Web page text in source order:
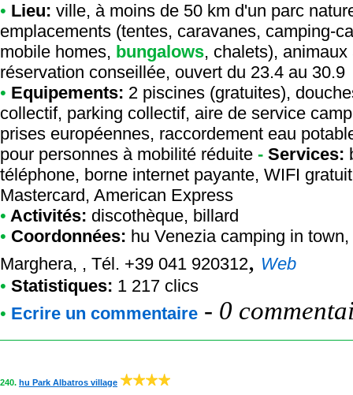
• Lieu: ville, à moins de 50 km d'un parc
emplacements (tentes, caravanes, camping-
mobile homes, bungalows, chalets),
réservation conseillée, ouvert du 23.4 au 30.9
• Equipements: 2 piscines (gratuites),
collectif, parking collectif, aire de service
prises européennes, raccordement eau
pour personnes à mobilité réduite - Services:
téléphone, borne internet payante, WIFI
Mastercard, American Express
• Activités: discothèque, billard
• Coordonnées: hu Venezia camping in town
Marghera, , Tél. +39 041 920312, Web
• Statistiques: 1 217 clics
• Ecrire un commentaire - 0
240. hu Park Albatros village